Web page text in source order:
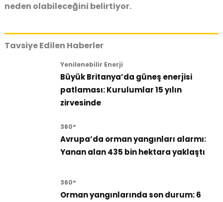
neden olabileceğini belirtiyor.
Tavsiye Edilen Haberler
Yenilenebilir Enerji
Büyük Britanya’da güneş enerjisi
patlaması: Kurulumlar 15 yılın
zirvesinde
360°
Avrupa’da orman yangınları alarmı:
Yanan alan 435 bin hektara yaklaştı
360°
Orman yangınlarında son durum: 6